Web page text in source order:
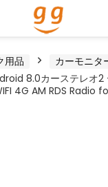
用品 カーモニタ
8.0カーステレオ2
4G AM RDS Radio